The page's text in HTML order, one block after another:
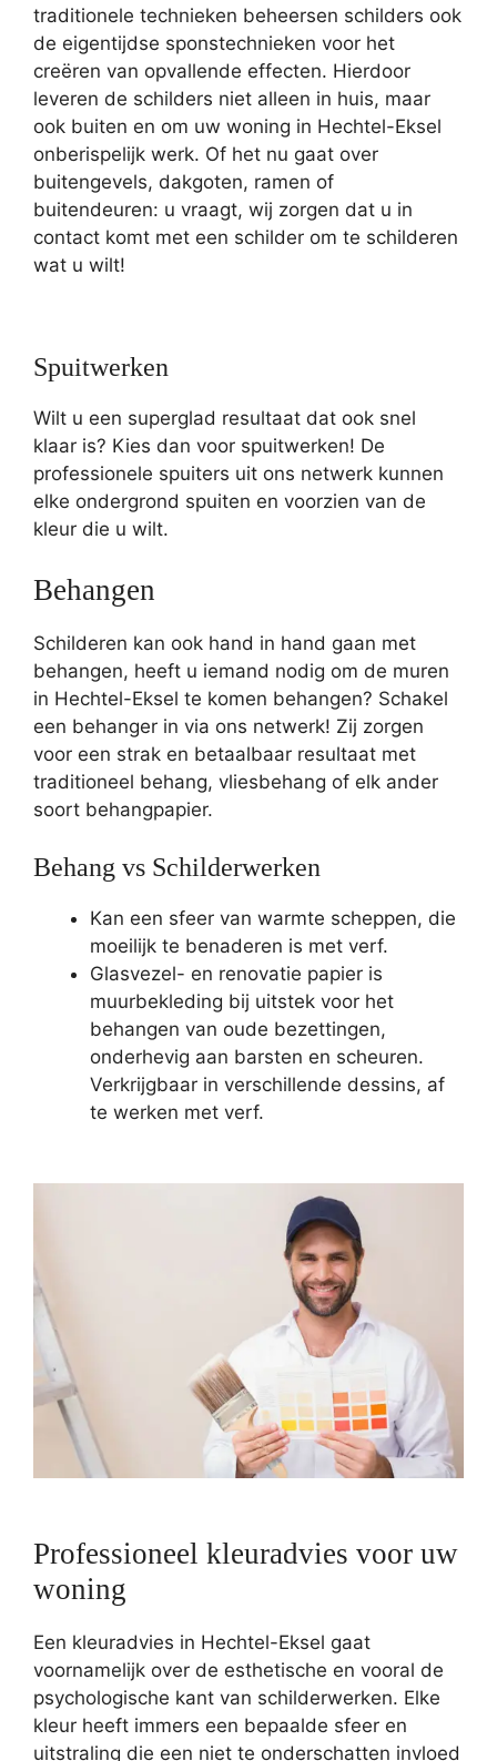
traditionele technieken beheersen schilders ook
de eigentijdse sponstechnieken voor het
creëren van opvallende effecten. Hierdoor
leveren de schilders niet alleen in huis, maar
ook buiten en om uw woning in Hechtel-Eksel
onberispelijk werk. Of het nu gaat over
buitengevels, dakgoten, ramen of
buitendeuren: u vraagt, wij zorgen dat u in
contact komt met een schilder om te schilderen
wat u wilt!
Spuitwerken
Wilt u een superglad resultaat dat ook snel
klaar is? Kies dan voor spuitwerken! De
professionele spuiters uit ons netwerk kunnen
elke ondergrond spuiten en voorzien van de
kleur die u wilt.
Behangen
Schilderen kan ook hand in hand gaan met
behangen, heeft u iemand nodig om de muren
in Hechtel-Eksel te komen behangen? Schakel
een behanger in via ons netwerk! Zij zorgen
voor een strak en betaalbaar resultaat met
traditioneel behang, vliesbehang of elk ander
soort behangpapier.
Behang vs Schilderwerken
Kan een sfeer van warmte scheppen, die
moeilijk te benaderen is met verf.
Glasvezel- en renovatie papier is
muurbekleding bij uitstek voor het
behangen van oude bezettingen,
onderhevig aan barsten en scheuren.
Verkrijgbaar in verschillende dessins, af
te werken met verf.
Professioneel kleuradvies voor uw
woning
Een kleuradvies in Hechtel-Eksel gaat
voornamelijk over de esthetische en vooral de
psychologische kant van schilderwerken. Elke
kleur heeft immers een bepaalde sfeer en
uitstraling die een niet te onderschatten invloed